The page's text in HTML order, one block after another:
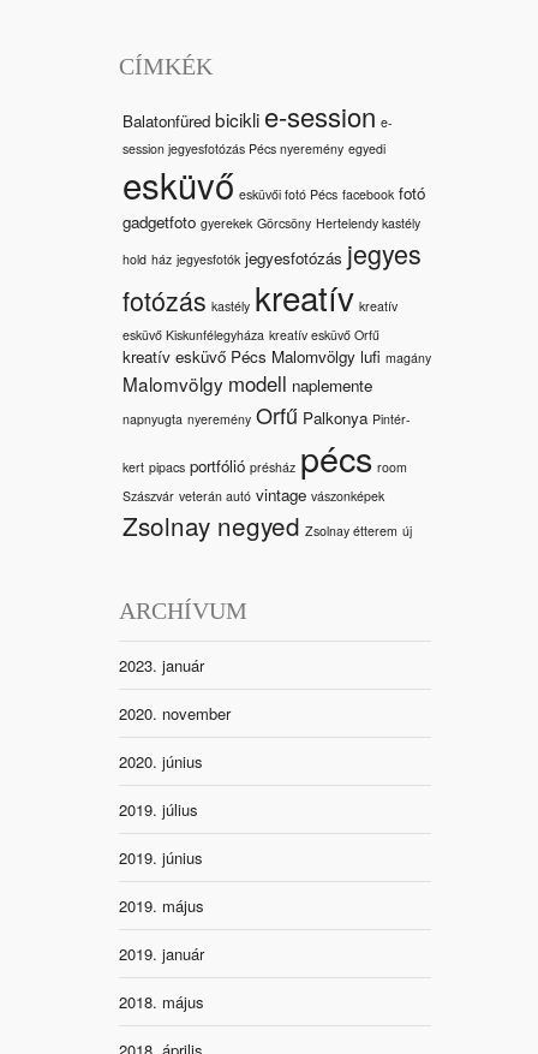
CÍMKÉK
Balatonfüred bicikli e-session e-
session jegyesfotózás Pécs nyeremény egyedi
esküvő esküvői fotó Pécs facebook fotó
gadgetfoto gyerekek Görcsöny Hertelendy kastély
hold ház jegyesfotók jegyesfotózás jegyes
fotózás kastély kreatív kreatív
esküvő Kiskunfélegyháza kreatív esküvő Orfű
kreatív esküvő Pécs Malomvölgy lufi magány
Malomvölgy modell naplemente
napnyugta nyeremény Orfű Palkonya Pintér-
kert pipacs portfólió présház pécs room
Szászvár veterán autó vintage vászonképek
Zsolnay negyed Zsolnay étterem új
ARCHÍVUM
2023. január
2020. november
2020. június
2019. július
2019. június
2019. május
2019. január
2018. május